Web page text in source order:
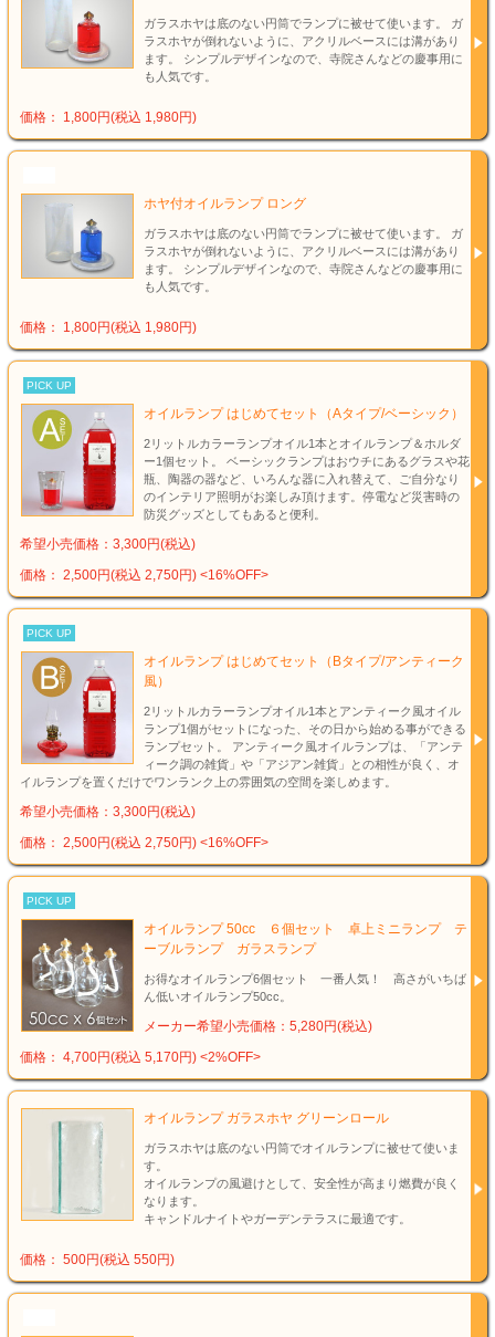
ガラスホヤは底のない円筒でランプに被せて使います。 ガ
ラスホヤが倒れないように、アクリルベースには溝があり
ます。 シンプルデザインなので、寺院さんなどの慶事用に
も人気です。
価格： 1,800円(税込 1,980円)
ホヤ付オイルランプ ロング
ガラスホヤは底のない円筒でランプに被せて使います。 ガ
ラスホヤが倒れないように、アクリルベースには溝があり
ます。 シンプルデザインなので、寺院さんなどの慶事用に
も人気です。
価格： 1,800円(税込 1,980円)
PICK UP
オイルランプ はじめてセット（Aタイプ/ベーシック）
2リットルカラーランプオイル1本とオイルランプ＆ホルダ
ー1個セット。 ベーシックランプはおウチにあるグラスや花
瓶、陶器の器など、いろんな器に入れ替えて、ご自分なり
のインテリア照明がお楽しみ頂けます。停電など災害時の
防災グッズとしてもあると便利。
希望小売価格：3,300円(税込)
価格： 2,500円(税込 2,750円) <16%OFF>
PICK UP
オイルランプ はじめてセット（Bタイプ/アンティーク
風）
2リットルカラーランプオイル1本とアンティーク風オイル
ランプ1個がセットになった、その日から始める事ができる
ランプセット。 アンティーク風オイルランプは、「アンテ
ィーク調の雑貨」や「アジアン雑貨」との相性が良く、オ
イルランプを置くだけでワンランク上の雰囲気の空間を楽しめます。
希望小売価格：3,300円(税込)
価格： 2,500円(税込 2,750円) <16%OFF>
PICK UP
オイルランプ 50cc ６個セット 卓上ミニランプ テ
ーブルランプ ガラスランプ
お得なオイルランプ6個セット 一番人気！ 高さがいちば
ん低いオイルランプ50cc。
メーカー希望小売価格：5,280円(税込)
価格： 4,700円(税込 5,170円) <2%OFF>
オイルランプ ガラスホヤ グリーンロール
ガラスホヤは底のない円筒でオイルランプに被せて使いま
す。
オイルランプの風避けとして、安全性が高まり燃費が良く
なります。
キャンドルナイトやガーデンテラスに最適です。
価格： 500円(税込 550円)